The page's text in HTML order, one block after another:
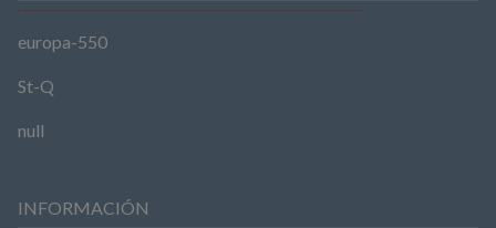
europa-550
St-Q
null
INFORMACIÓN